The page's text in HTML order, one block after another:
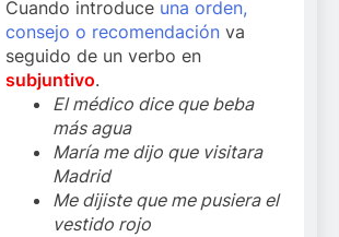
Cuando introduce una orden,
consejo o recomendación va
seguido de un verbo en
subjuntivo.
El médico dice que beba
más agua
María me dijo que visitara
Madrid
Me dijiste que me pusiera el
vestido rojo